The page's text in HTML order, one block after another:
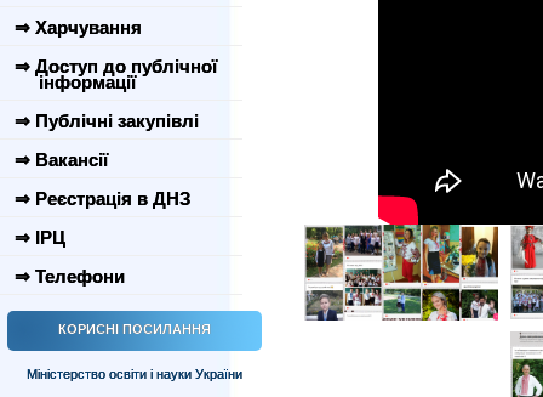
⇒ Харчування
⇒ Доступ до публічної
інформації
⇒ Публічні закупівлі
⇒ Вакансії
⇒ Реєстрація в ДНЗ
⇒ ІРЦ
⇒ Телефони
КОРИСНІ ПОСИЛАННЯ
Міністерство освіти і науки України